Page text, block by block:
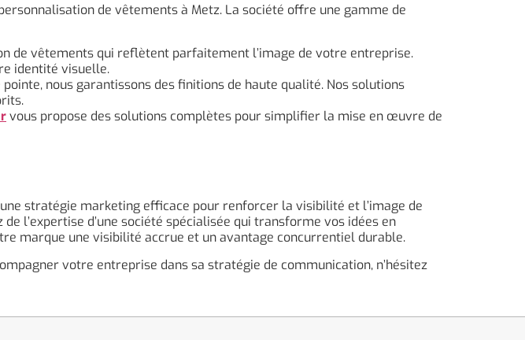
de vêtements à Metz. La société offre une gamme de
de vêtements qui reflètent parfaitement l’image de votre entreprise.
identité visuelle.
nous garantissons des finitions de haute qualité. Nos solutions
vous propose des solutions complètes pour simplifier la mise en œuvre de
stratégie marketing efficace pour renforcer la visibilité et l’image de
de l’expertise d’une société spécialisée qui transforme vos idées en
marque une visibilité accrue et un avantage concurrentiel durable.
votre entreprise dans sa stratégie de communication, n’hésitez